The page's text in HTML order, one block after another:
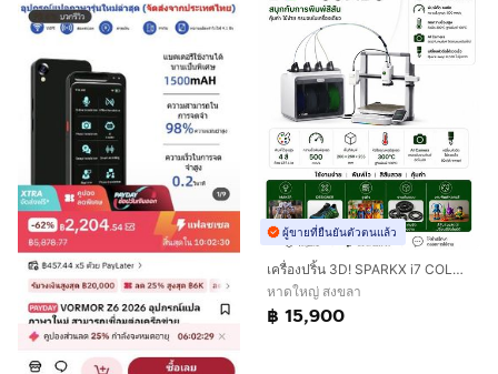
ผู้ขายที่ยืนยันตัวตนแล้ว
เครื่องปริ้น 3D! SPARKX i7 COLOR COMBO พิมพ์ได้สูงสุด 4 สี จบในเครื่องเดียว
หาดใหญ่ สงขลา
฿ 15,900